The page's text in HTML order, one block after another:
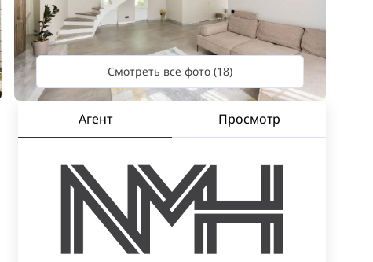
Смотреть все фото (18)
Агент Просмотр